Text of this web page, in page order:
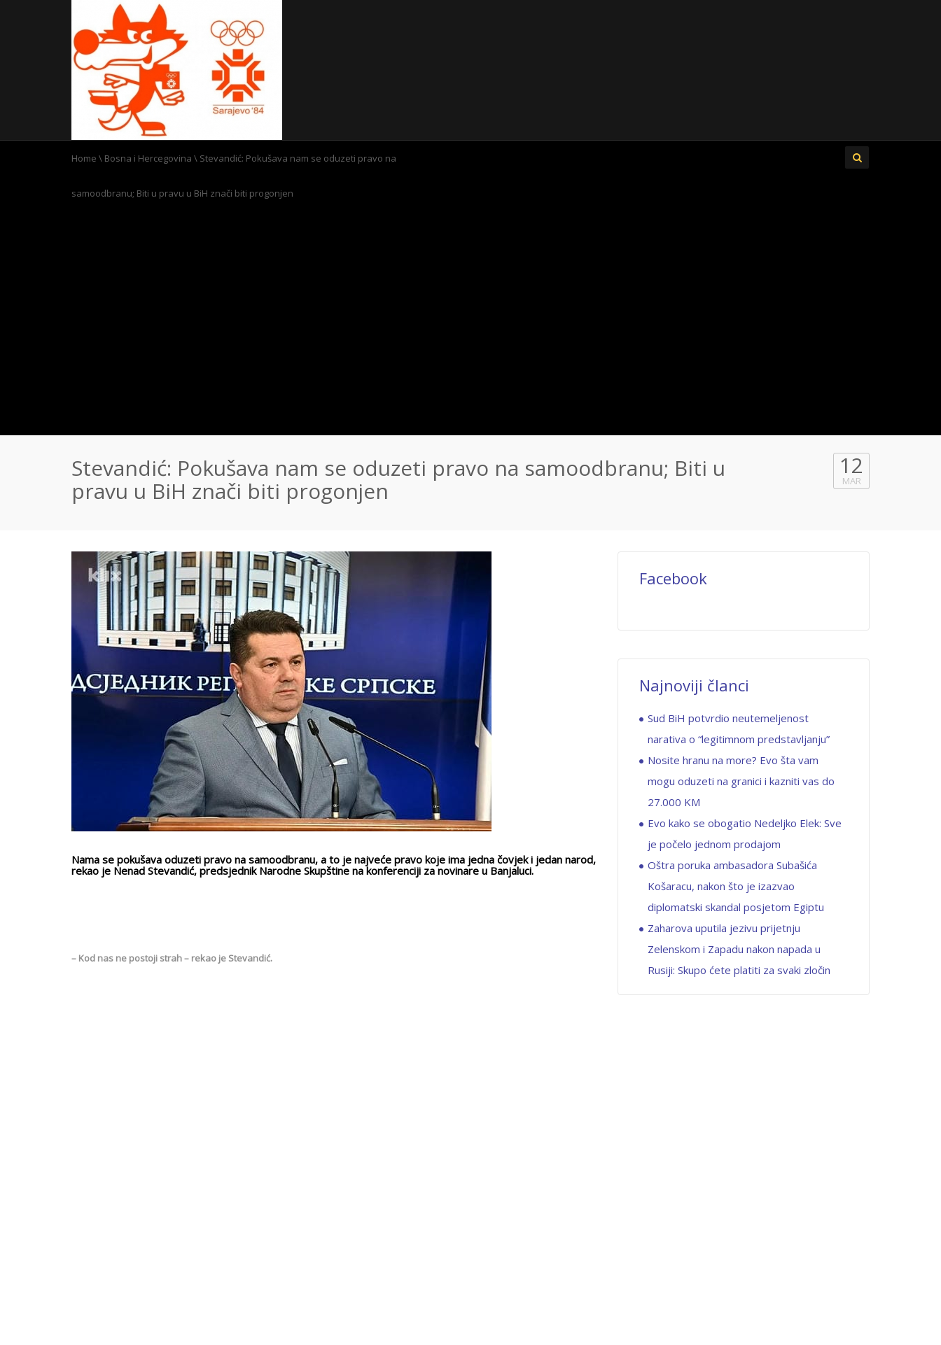
Home \ Bosna i Hercegovina \ Stevandić: Pokušava nam se oduzeti pravo na
samoodbranu; Biti u pravu u BiH znači biti progonjen
Stevandić: Pokušava nam se oduzeti pravo na samoodbranu; Biti u
pravu u BiH znači biti progonjen
12
MAR
Nama se pokušava oduzeti pravo na samoodbranu, a to je najveće pravo koje ima jedna čovjek i jedan narod,
rekao je Nenad Stevandić, predsjednik Narodne Skupštine na konferenciji za novinare u Banjaluci.
– Kod nas ne postoji strah – rekao je Stevandić.
Facebook
Najnoviji članci
Sud BiH potvrdio neutemeljenost
narativa o “legitimnom predstavljanju”
Nosite hranu na more? Evo šta vam
mogu oduzeti na granici i kazniti vas do
27.000 KM
Evo kako se obogatio Nedeljko Elek: Sve
je počelo jednom prodajom
Oštra poruka ambasadora Subašića
Košaracu, nakon što je izazvao
diplomatski skandal posjetom Egiptu
Zaharova uputila jezivu prijetnju
Zelenskom i Zapadu nakon napada u
Rusiji: Skupo ćete platiti za svaki zločin